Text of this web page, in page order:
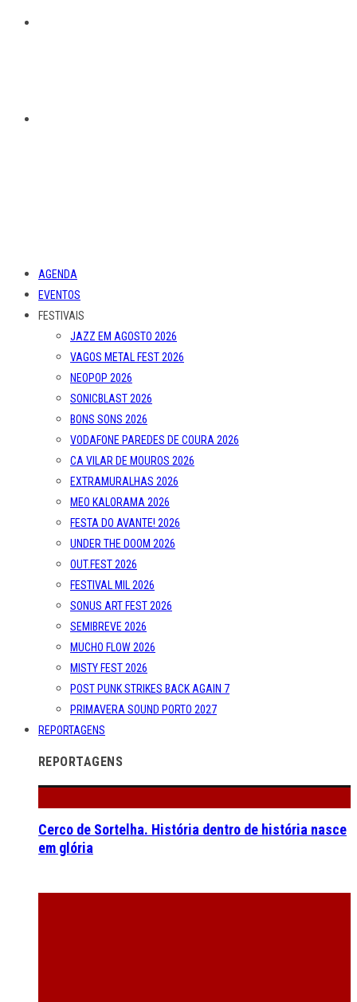
AGENDA
EVENTOS
FESTIVAIS
JAZZ EM AGOSTO 2026
VAGOS METAL FEST 2026
NEOPOP 2026
SONICBLAST 2026
BONS SONS 2026
VODAFONE PAREDES DE COURA 2026
CA VILAR DE MOUROS 2026
EXTRAMURALHAS 2026
MEO KALORAMA 2026
FESTA DO AVANTE! 2026
UNDER THE DOOM 2026
OUT.FEST 2026
FESTIVAL MIL 2026
SONUS ART FEST 2026
SEMIBREVE 2026
MUCHO FLOW 2026
MISTY FEST 2026
POST PUNK STRIKES BACK AGAIN 7
PRIMAVERA SOUND PORTO 2027
REPORTAGENS
REPORTAGENS
Cerco de Sortelha. História dentro de história nasce
em glória